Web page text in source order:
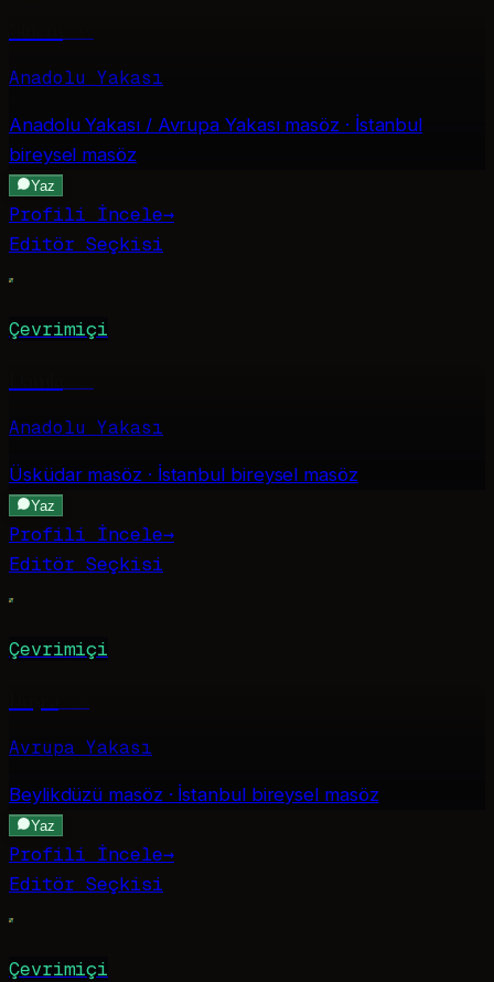
Anadolu Yakası
Anadolu Yakası / Avrupa Yakasımasöz · İstanbul
bireysel masöz
Yaz
Profili İncele→
Editör Seçkisi
Çevrimiçi
Anadolu Yakası
Üsküdarmasöz · İstanbul bireysel masöz
Yaz
Profili İncele→
Editör Seçkisi
Çevrimiçi
Avrupa Yakası
Beylikdüzü masöz · İstanbul bireysel masöz
Yaz
Profili İncele→
Editör Seçkisi
Çevrimiçi